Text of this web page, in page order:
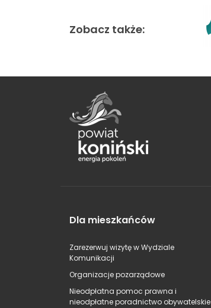
Zobacz także:
Dla mieszkańców
Zarezerwuj wizytę w Wydziale
Komunikacji
Organizacje pozarządowe
Nieodpłatna pomoc prawna i
nieodpłatne poradnictwo obywatelskie